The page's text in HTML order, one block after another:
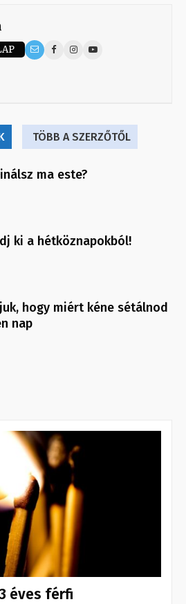
TÖBB A SZERZŐTŐL
ma este?
ki a hétköznapokból!
hogy miért kéne sétálnod
nap
éves férfi